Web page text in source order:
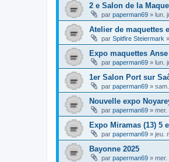
2 e Salon de la
par paperman69 » lun.
Atelier de maquettes
par Spitfire Steiermark »
Expo maquettes Anse
par paperman69 » lun.
1er Salon Port sur
par paperman69 »
Nouvelle expo
par paperman69 » mer.
Expo Miramas (13) 5
par paperman69 » jeu.
Bayonne 2025
par paperman69 » mer.